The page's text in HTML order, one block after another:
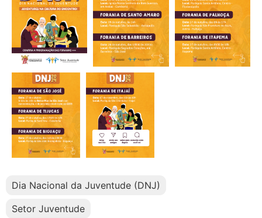
Dia Nacional da Juventude (DNJ)
Setor Juventude